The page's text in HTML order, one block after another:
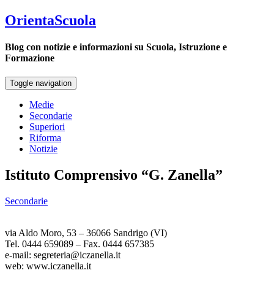
OrientaScuola
Blog con notizie e informazioni su Scuola, Istruzione e
Formazione
Toggle navigation
Medie
Secondarie
Superiori
Riforma
Notizie
Istituto Comprensivo “G. Zanella”
Secondarie
via Aldo Moro, 53 – 36066 Sandrigo (VI)
Tel. 0444 659089 – Fax. 0444 657385
e-mail: segreteria@iczanella.it
web: www.iczanella.it